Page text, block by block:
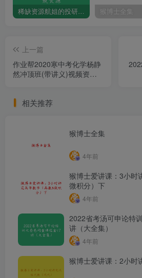
稀缺资源航姐的投研圈-价投高阶选股课程学习视频资源 猴博士全集
上一篇
作业帮2020寒中考化学杨静
然冲顶班(带讲义)视频资源
相关推荐
猴博士全集
4年前
猴博士爱讲课：3小时
微积分）下
4年前
2022省考汤可申论特
讲（大全集）
4年前
猴博士爱讲课：2小时